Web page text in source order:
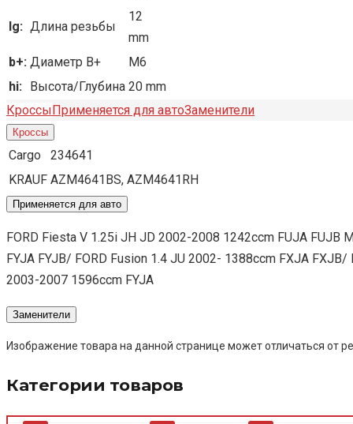
lg: Длина резьбы
12
mm
b+: Диаметр B+
M6
hi: Высота/Глубина 20 mm
КроссыПрименяется для автоЗаменители
Кроссы
Cargo
234641
KRAUF AZM4641BS, AZM4641RH
Применяется для авто
FORD Fiesta V 1.25i JH JD 2002-2008 1242ccm FUJA
FYJA FYJB/ FORD Fusion 1.4 JU 2002- 1388ccm FXJA
2003-2007 1596ccm FYJA
Заменители
Изображение товара на данной странице может отличаться от
Категории товаров